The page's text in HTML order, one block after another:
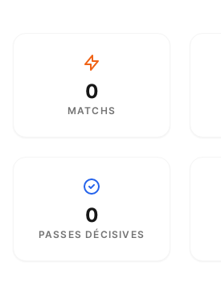
0
MATCHS
0
PASSES DÉCISIVES